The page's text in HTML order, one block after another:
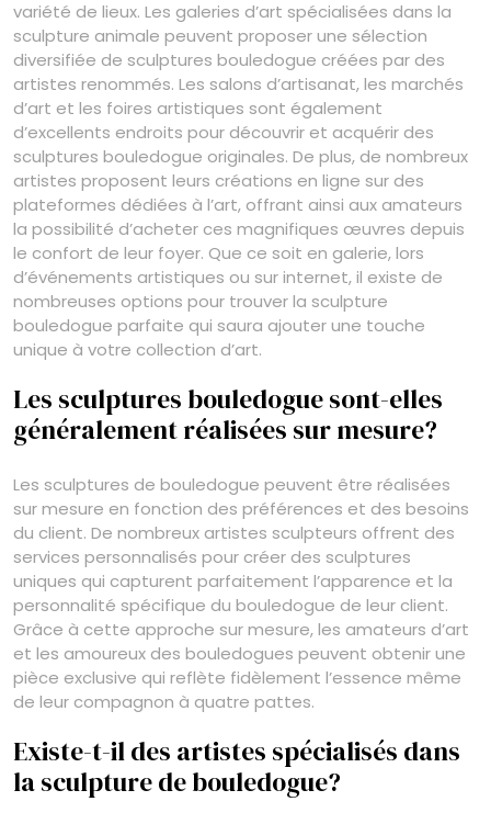
variété de lieux. Les galeries d’art spécialisées dans la
sculpture animale peuvent proposer une sélection
diversifiée de sculptures bouledogue créées par des
artistes renommés. Les salons d’artisanat, les marchés
d’art et les foires artistiques sont également
d’excellents endroits pour découvrir et acquérir des
sculptures bouledogue originales. De plus, de nombreux
artistes proposent leurs créations en ligne sur des
plateformes dédiées à l’art, offrant ainsi aux amateurs
la possibilité d’acheter ces magnifiques œuvres depuis
le confort de leur foyer. Que ce soit en galerie, lors
d’événements artistiques ou sur internet, il existe de
nombreuses options pour trouver la sculpture
bouledogue parfaite qui saura ajouter une touche
unique à votre collection d’art.
Les sculptures bouledogue sont-elles
généralement réalisées sur mesure?
Les sculptures de bouledogue peuvent être réalisées
sur mesure en fonction des préférences et des besoins
du client. De nombreux artistes sculpteurs offrent des
services personnalisés pour créer des sculptures
uniques qui capturent parfaitement l’apparence et la
personnalité spécifique du bouledogue de leur client.
Grâce à cette approche sur mesure, les amateurs d’art
et les amoureux des bouledogues peuvent obtenir une
pièce exclusive qui reflète fidèlement l’essence même
de leur compagnon à quatre pattes.
Existe-t-il des artistes spécialisés dans
la sculpture de bouledogue?